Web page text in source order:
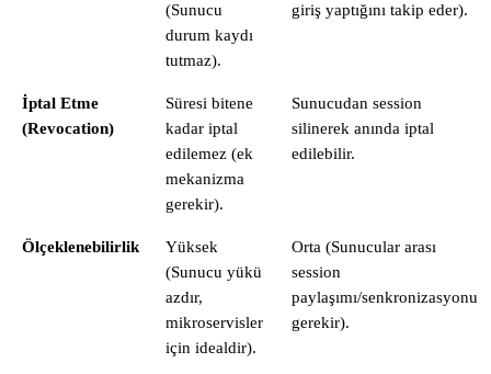
(Sunucu
durum kaydı
tutmaz).
giriş yaptığını takip eder).
İptal Etme
(Revocation)
Süresi bitene
kadar iptal
edilemez (ek
mekanizma
gerekir).
Sunucudan session
silinerek anında iptal
edilebilir.
Ölçeklenebilirlik
Yüksek
(Sunucu yükü
azdır,
mikroservisler
için idealdir).
Orta (Sunucular arası
session
paylaşımı/senkronizasyonu
gerekir).